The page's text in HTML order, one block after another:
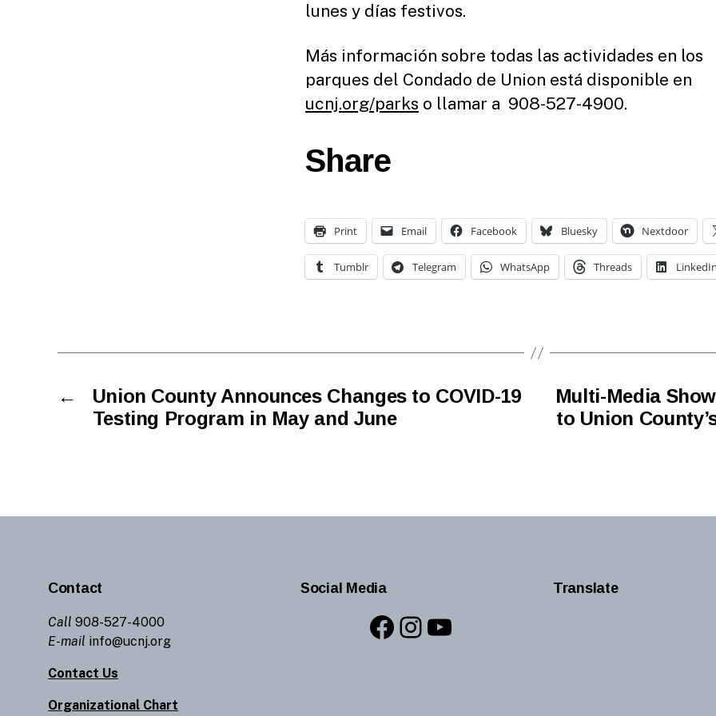
lunes y días festivos.
Más información sobre todas las actividades en los
parques del Condado de Union está disponible en
ucnj.org/parks o llamar a 908-527-4900.
Share
Print Email Facebook Bluesky Nextdoor
Tumblr Telegram WhatsApp Threads
←
Union County Announces Changes to COVID-19
Testing Program in May and June
Multi-Media
to Union
Contact
Call 908-527-4000
E-mail info@ucnj.org
Contact Us
Organizational Chart
Social Media
Facebook
Instagram
YouTube
Translate